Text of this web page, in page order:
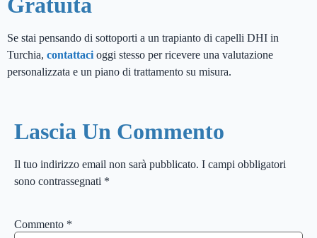
Gratuita
Se stai pensando di sottoporti a un trapianto di capelli DHI in
Turchia, contattaci oggi stesso per ricevere una valutazione
personalizzata e un piano di trattamento su misura.
Lascia Un Commento
Il tuo indirizzo email non sarà pubblicato. I campi obbligatori
sono contrassegnati *
Commento *